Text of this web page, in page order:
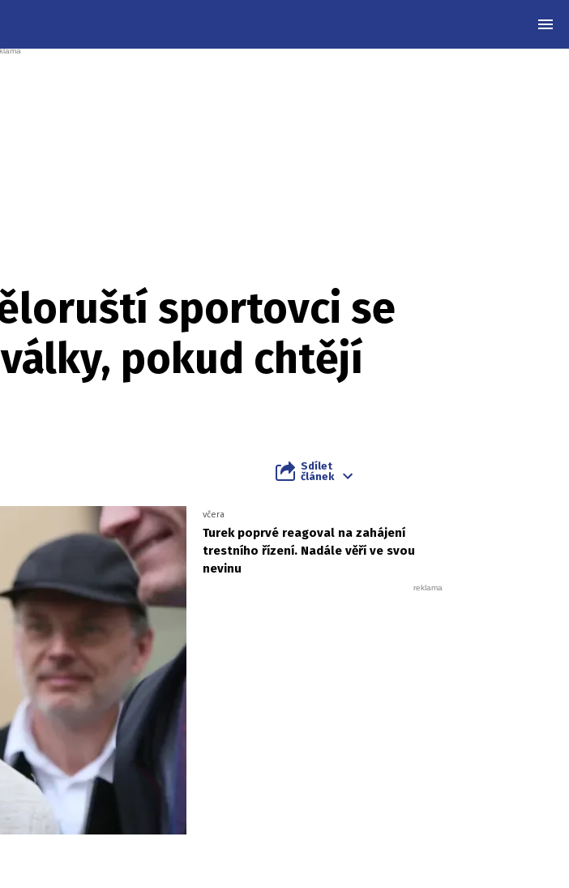
sportovci se
pokud chtějí
Sdílet
článek
včera
Turek poprvé reagoval na zahájení
trestního řízení. Nadále věří ve svou
nevinu